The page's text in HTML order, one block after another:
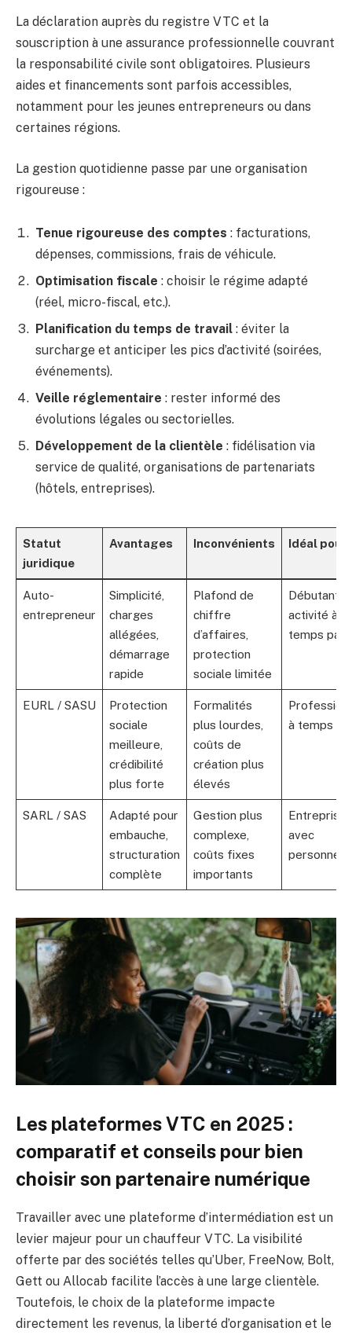
La déclaration auprès du registre VTC et la
souscription à une assurance professionnelle couvrant
la responsabilité civile sont obligatoires. Plusieurs
aides et financements sont parfois accessibles,
notamment pour les jeunes entrepreneurs ou dans
certaines régions.
La gestion quotidienne passe par une organisation
rigoureuse :
Tenue rigoureuse des comptes : facturations,
dépenses, commissions, frais de véhicule.
Optimisation fiscale : choisir le régime adapté
(réel, micro-fiscal, etc.).
Planification du temps de travail : éviter la
surcharge et anticiper les pics d’activité (soirées,
événements).
Veille réglementaire : rester informé des
évolutions légales ou sectorielles.
Développement de la clientèle : fidélisation via
service de qualité, organisations de partenariats
(hôtels, entreprises).
Statut
juridique
Avantages Inconvénients Idéal pour
Auto-
entrepreneur
Simplicité,
charges
allégées,
démarrage
rapide
Plafond de
chiffre
d’affaires,
protection
sociale limitée
Débutants,
activité à
temps
EURL / SASU
Protection
sociale
meilleure,
crédibilité
plus forte
Formalités
plus lourdes,
coûts de
création plus
élevés
à temps
SARL / SAS
Adapté pour
embauche,
structuration
complète
Gestion plus
complexe,
coûts fixes
importants
Entreprises
avec
personnel
Les plateformes VTC en 2025 :
comparatif et conseils pour bien
choisir son partenaire numérique
Travailler avec une plateforme d’intermédiation est un
levier majeur pour un chauffeur VTC. La visibilité
offerte par des sociétés telles qu’Uber, FreeNow, Bolt,
Gett ou Allocab facilite l’accès à une large clientèle.
Toutefois, le choix de la plateforme impacte
directement les revenus, la liberté d’organisation et le